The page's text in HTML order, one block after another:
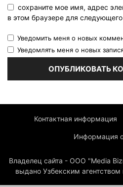
сохраните мое имя, адрес
в этом браузере для
Уведомить меня о новых
Уведомлять меня о новых
Контактная информация
Информация о
Владелец сайта - ООО "Media
выдано Узбекским